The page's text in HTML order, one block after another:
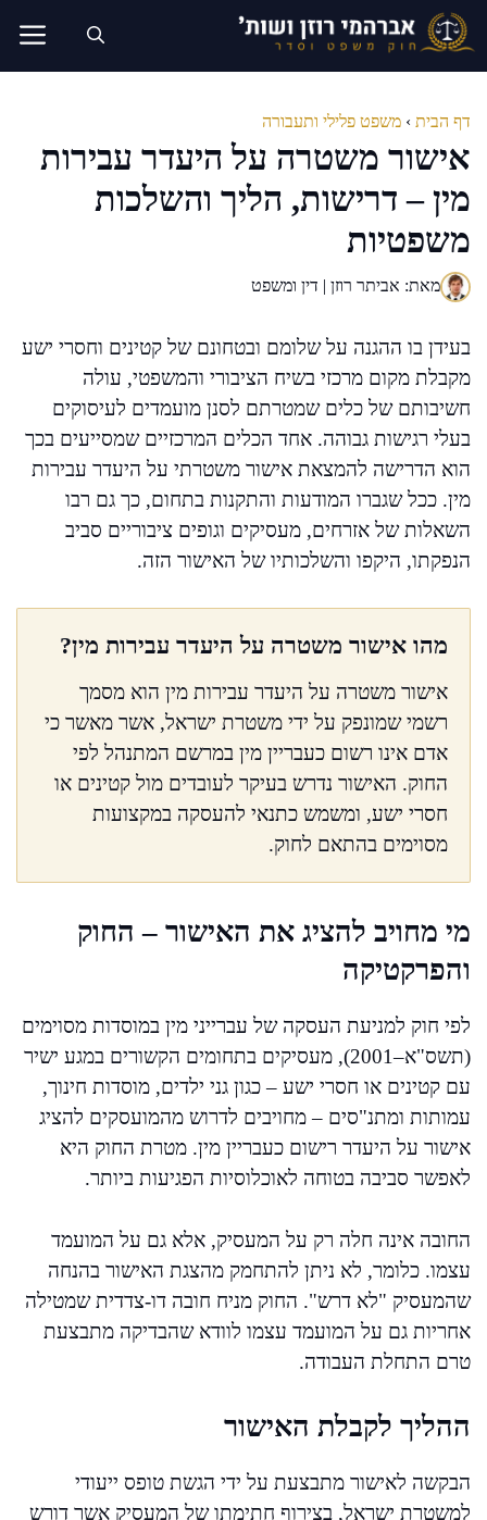
לדלג
לתוכן
דף הבית › משפט פלילי ותעבורה
אישור משטרה על היעדר עבירות
מין – דרישות, הליך והשלכות
משפטיות
מאת: אביתר רוזן | דין ומשפט
בעידן בו ההגנה על שלומם ובטחונם של קטינים וחסרי ישע
מקבלת מקום מרכזי בשיח הציבורי והמשפטי, עולה
חשיבותם של כלים שמטרתם לסנן מועמדים לעיסוקים
בעלי רגישות גבוהה. אחד הכלים המרכזיים שמסייעים בכך
הוא הדרישה להמצאת אישור משטרתי על היעדר עבירות
מין. ככל שגברו המודעות והתקנות בתחום, כך גם רבו
השאלות של אזרחים, מעסיקים וגופים ציבוריים סביב
הנפקתו, היקפו והשלכותיו של האישור הזה.
מהו אישור משטרה על היעדר עבירות מין?
אישור משטרה על היעדר עבירות מין הוא מסמך
רשמי שמונפק על ידי משטרת ישראל, אשר מאשר כי
אדם אינו רשום כעבריין מין במרשם המתנהל לפי
החוק. האישור נדרש בעיקר לעובדים מול קטינים או
חסרי ישע, ומשמש כתנאי להעסקה במקצועות
מסוימים בהתאם לחוק.
מי מחויב להציג את האישור – החוק
והפרקטיקה
לפי חוק למניעת העסקה של עברייני מין במוסדות מסוימים
(תשס"א–2001), מעסיקים בתחומים הקשורים במגע ישיר
עם קטינים או חסרי ישע – כגון גני ילדים, מוסדות חינוך,
עמותות ומתנ"סים – מחויבים לדרוש מהמועסקים להציג
אישור על היעדר רישום כעבריין מין. מטרת החוק היא
לאפשר סביבה בטוחה לאוכלוסיות הפגיעות ביותר.
החובה אינה חלה רק על המעסיק, אלא גם על המועמד
עצמו. כלומר, לא ניתן להתחמק מהצגת האישור בהנחה
שהמעסיק "לא דרש". החוק מניח חובה דו-צדדית שמטילה
אחריות גם על המועמד עצמו לוודא שהבדיקה מתבצעת
טרם התחלת העבודה.
ההליך לקבלת האישור
הבקשה לאישור מתבצעת על ידי הגשת טופס ייעודי
למשטרת ישראל, בצירוף חתימתו של המעסיק אשר דורש